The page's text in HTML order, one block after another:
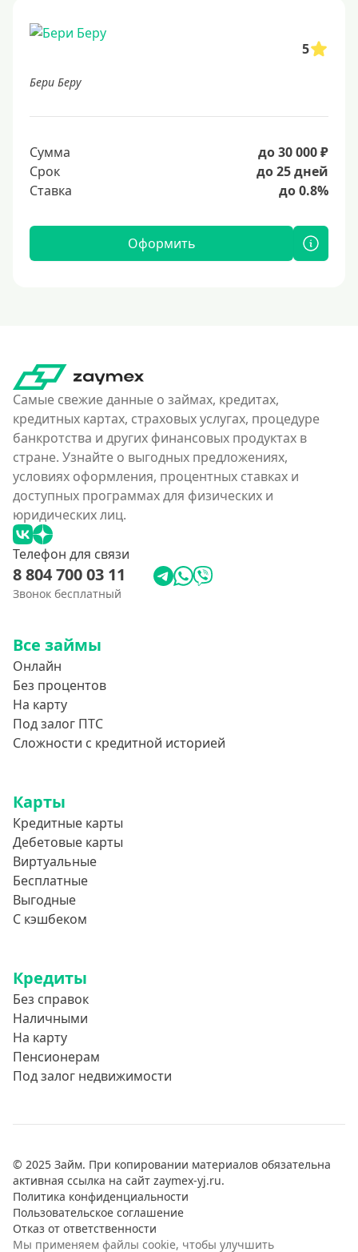
5
Бери Беру
Сумма
до 30 000 ₽
Срок
до 25 дней
Ставка
до 0.8%
Оформить
Самые свежие данные о займах, кредитах,
кредитных картах, страховых услугах, процедуре
банкротства и других финансовых продуктах в
стране. Узнайте о выгодных предложениях,
условиях оформления, процентных ставках и
доступных программах для физических и
юридических лиц.
Телефон для связи
8 804 700 03 11
Звонок бесплатный
Все займы
Онлайн
Без процентов
На карту
Под залог ПТС
Сложности с кредитной историей
Карты
Кредитные карты
Дебетовые карты
Виртуальные
Бесплатные
Выгодные
С кэшбеком
Кредиты
Без справок
Наличными
На карту
Пенсионерам
Под залог недвижимости
© 2025 Займ. При копировании материалов обязательна
активная ссылка на сайт zaymex-yj.ru.
Политика конфиденциальности
Пользовательское соглашение
Отказ от ответственности
Мы применяем файлы cookie, чтобы улучшить